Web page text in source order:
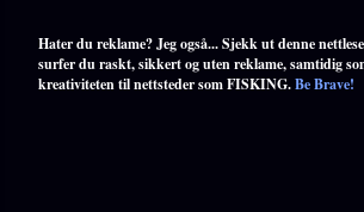
Hater du reklame? Jeg også... Sjekk ut denne
surfer du raskt, sikkert og uten reklame, samtidig
kreativiteten til nettsteder som FISKING.Be Brave!